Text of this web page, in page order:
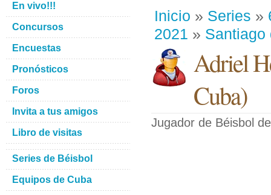
Inicio » Series »
2021 » Santiago
Adriel
Cuba)
Jugador de Béisbol
En vivo!!!
Concursos
Encuestas
Pronósticos
Foros
Invita a tus amigos
Libro de visitas
Series de Béisbol
Equipos de Cuba